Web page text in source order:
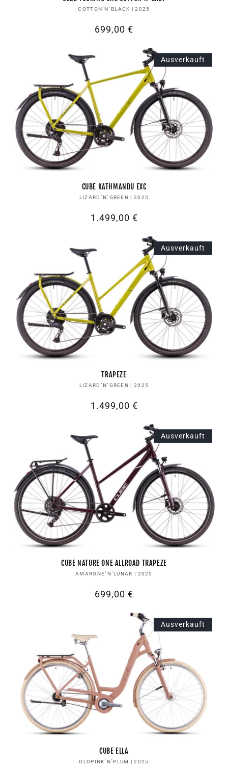
Anbieter:
COTTON´N´BLACK | 2025
Normaler
699,00 €
Ausverkauft
CUBE KATHMANDU EXC
Anbieter:
LIZARD´N´GREEN | 2025
Normaler
1.499,00 €
Ausverkauft
TRAPEZE
Anbieter:
LIZARD´N´GREEN | 2025
Normaler
1.499,00 €
Ausverkauft
CUBE NATURE ONE ALLROAD TRAPEZE
Anbieter:
AMARONE´N´LUNAR | 2025
Normaler
699,00 €
Ausverkauft
CUBE ELLA
Anbieter:
OLDPINK´N´PLUM | 2025